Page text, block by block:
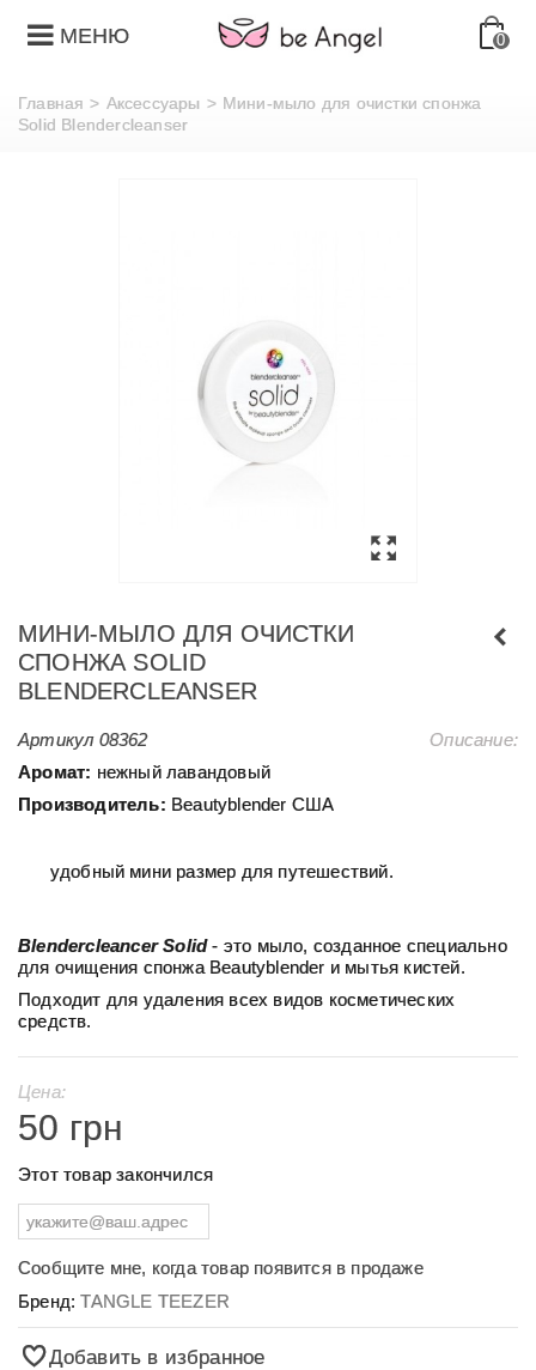
МЕНЮ 0
Главная > Аксессуары > Мини-мыло для очистки спонжа
Solid Вlendercleanser
МИНИ-МЫЛО ДЛЯ ОЧИСТКИ
СПОНЖА SOLID
ВLENDERCLEANSER
Артикул 08362
Описание:
Аромат: нежный лавандовый
Производитель: Beautyblender США
удобный мини размер для путeшествий.
Blenderсleancer Solid - это мыло, созданное специально
для очищения спонжа Beautyblender и мытья кистей.
Подходит для удаления всех видов косметических
средств.
Цена:
50 грн
Этот товар закончился
Сообщите мне, когда товар появится в продаже
Бренд:TANGLE TEEZER
Добавить в избранное